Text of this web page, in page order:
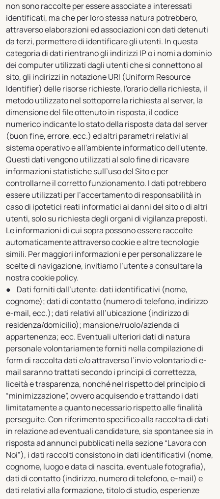
non sono raccolte per essere associate a interessati
identificati, ma che per loro stessa natura potrebbero,
attraverso elaborazioni ed associazioni con dati detenuti
da terzi, permettere di identificare gli utenti. In questa
categoria di dati rientrano gli indirizzi IP o i nomi a dominio
dei computer utilizzati dagli utenti che si connettono al
sito, gli indirizzi in notazione URI (Uniform Resource
Identifier) delle risorse richieste, l'orario della richiesta, il
metodo utilizzato nel sottoporre la richiesta al server, la
dimensione del file ottenuto in risposta, il codice
numerico indicante lo stato della risposta data dal server
(buon fine, errore, ecc.) ed altri parametri relativi al
sistema operativo e all'ambiente informatico dell'utente.
Questi dati vengono utilizzati al solo fine di ricavare
informazioni statistiche sull’uso del Sito e per
controllarne il corretto funzionamento. I dati potrebbero
essere utilizzati per l’accertamento di responsabilità in
caso di ipotetici reati informatici ai danni del sito o di altri
utenti, solo su richiesta degli organi di vigilanza preposti.
Le informazioni di cui sopra possono essere raccolte
automaticamente attraverso cookie e altre tecnologie
simili. Per maggiori informazioni e per personalizzare le
scelte di navigazione, invitiamo l’utente a consultare la
nostra cookie policy.
● Dati forniti dall’utente: dati identificativi (nome,
cognome); dati di contatto (numero di telefono, indirizzo
e-mail, ecc.); dati relativi all’ubicazione (indirizzo di
residenza/domicilio); mansione/ruolo/azienda di
appartenenza; ecc. Eventuali ulteriori dati di natura
personale volontariamente forniti nella compilazione di
form di raccolta dati e/o attraverso l’invio volontario di e-
mail saranno trattati secondo i principi di correttezza,
liceità e trasparenza, nonché nel rispetto del principio di
“minimizzazione”, ovvero acquisendo e trattando i dati
limitatamente a quanto necessario rispetto alle finalità
perseguite. Con riferimento specifico alla raccolta di dati
in relazione ad eventuali candidature, sia spontanee sia in
risposta ad annunci pubblicati nella sezione “Lavora con
Noi”), i dati raccolti consistono in dati identificativi (nome,
cognome, luogo e data di nascita, eventuale fotografia),
dati di contatto (indirizzo, numero di telefono, e-mail) e
dati relativi alla formazione, titolo di studio, esperienze